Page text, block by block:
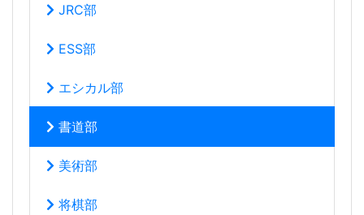
JRC部
ESS部
エシカル部
書道部
美術部
将棋部